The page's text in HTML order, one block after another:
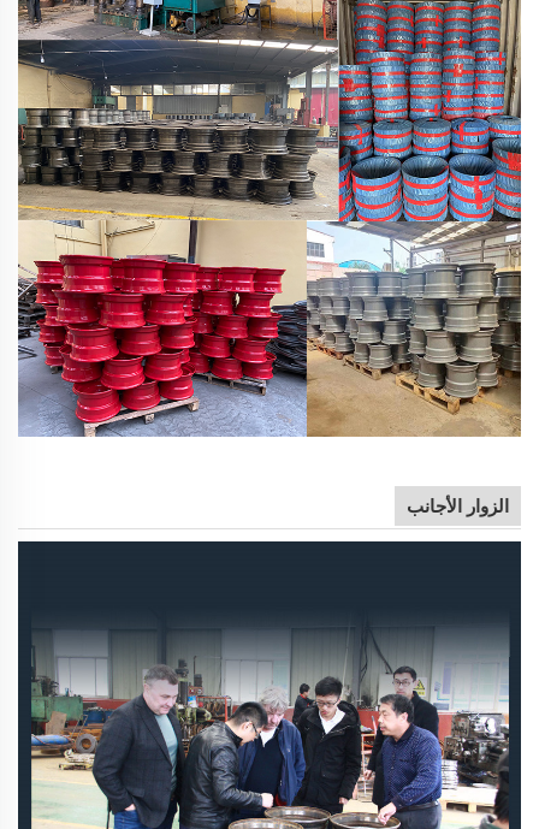
الزوار الأجانب